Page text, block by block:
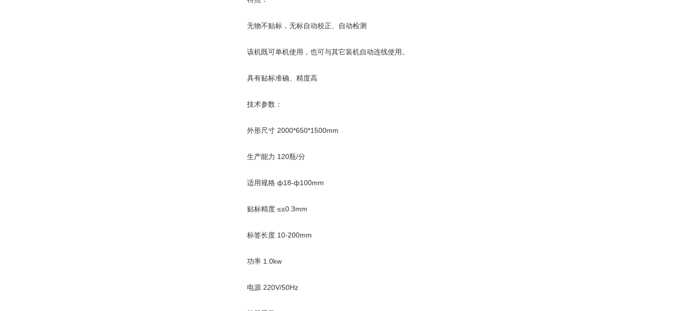
无物不贴标，无标自动校正、自动检测
该机既可单机使用，也可与其它装机自动连线使用。
具有贴标准确、精度高
技术参数：
外形尺寸 2000*650*1500mm
生产能力 120瓶/分
适用规格 ф18-ф100mm
贴标精度 ≤±0.3mm
标签长度 10-200mm
功率 1.0kw
电源 220V/50Hz